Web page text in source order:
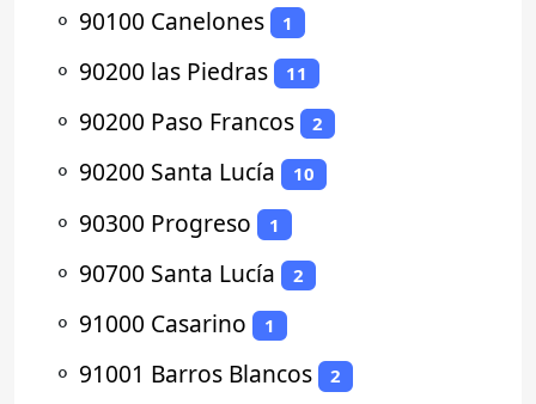
⚬ 90100 Canelones 1
⚬ 90200 las Piedras 11
⚬ 90200 Paso Francos 2
⚬ 90200 Santa Lucía 10
⚬ 90300 Progreso 1
⚬ 90700 Santa Lucía 2
⚬ 91000 Casarino 1
⚬ 91001 Barros Blancos 2